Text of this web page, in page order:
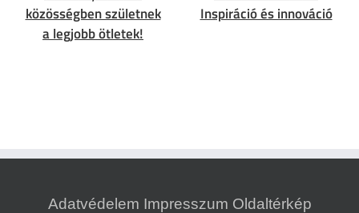
közösségben születnek
a legjobb ötletek!
Inspiráció és innováció
Adatvédelem Impresszum Oldaltérkép